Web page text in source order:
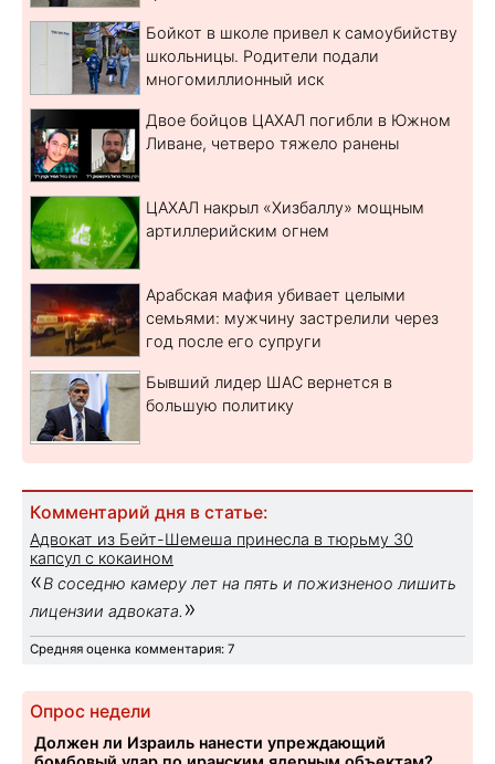
Бойкот в школе привел к самоубийству
школьницы. Родители подали
многомиллионный иск
Двое бойцов ЦАХАЛ погибли в Южном
Ливане, четверо тяжело ранены
ЦАХАЛ накрыл «Хизбаллу» мощным
артиллерийским огнем
Арабская мафия убивает целыми
семьями: мужчину застрелили через
год после его супруги
Бывший лидер ШАС вернется в
большую политику
Комментарий дня в статье:
Адвокат из Бейт-Шемеша принесла в тюрьму 30
капсул с кокаином
«В соседню камеру лет на пять и пожизненоо лишить
лицензии адвоката. »
Средняя оценка комментария: 7
Опрос недели
Должен ли Израиль нанести упреждающий